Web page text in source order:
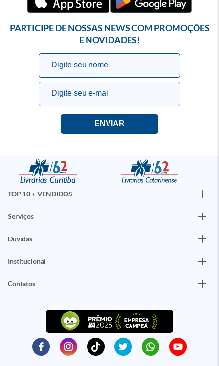
PARTICIPE DE NOSSAS NEWS COM PROMOÇÕES
E NOVIDADES!
TOP 10 + VENDIDOS
Serviços
Dúvidas
Institucional
Contatos